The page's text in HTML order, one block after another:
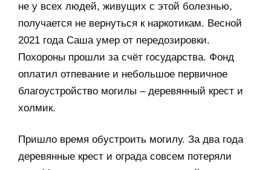
не у всех людей, живущих с этой болезнью,
получается не вернуться к наркотикам. Весной
2021 года Саша умер от передозировки.
Похороны прошли за счёт государства. Фонд
оплатил отпевание и небольшое первичное
благоустройство могилы – деревянный крест и
холмик.
Пришло время обустроить могилу. За два года
деревянные крест и ограда совсем потеряли